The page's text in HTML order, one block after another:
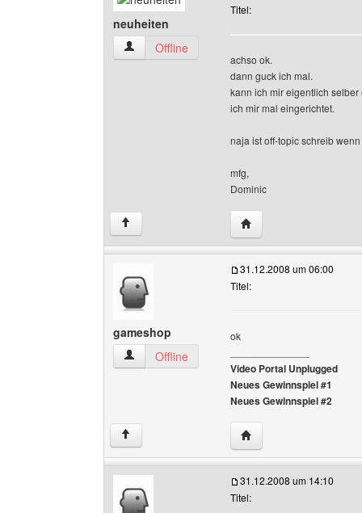
neuheiten
neuheiten Benutzer-Profile anzeigen
Offline
Titel:
achso ok.
dann guck ich mal.
kann ich mir eigentlich
ich mir mal eingerichtet.
naja ist off-topic schreib
mfg,
Dominic
↑ Website dieses
gameshop
gameshop Benutzer-Profile anzeigen
Offline
31.12.2008 um 06:00
Titel:
ok
Video Portal Unplugged
Neues Gewinnspiel #1
Neues Gewinnspiel #2
↑ Website dieses
31.12.2008 um 14:10
Titel: